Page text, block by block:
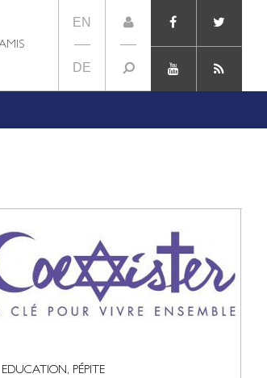
EN
DE
EDUCATION, PÉPITE